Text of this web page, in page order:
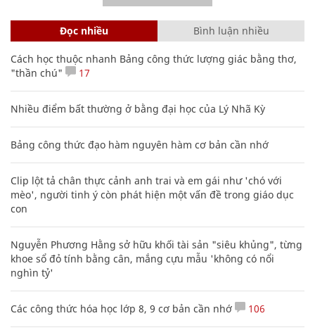
Đọc nhiều Bình luận nhiều
Cách học thuộc nhanh Bảng công thức lượng giác bằng thơ,
"thần chú"
17
Nhiều điểm bất thường ở bằng đại học của Lý Nhã Kỳ
Bảng công thức đạo hàm nguyên hàm cơ bản cần nhớ
Clip lột tả chân thực cảnh anh trai và em gái như 'chó với
mèo', người tinh ý còn phát hiện một vấn đề trong giáo dục
con
Nguyễn Phương Hằng sở hữu khối tài sản "siêu khủng", từng
khoe sổ đỏ tính bằng cân, mắng cựu mẫu 'không có nổi
nghìn tỷ'
Các công thức hóa học lớp 8, 9 cơ bản cần nhớ 106